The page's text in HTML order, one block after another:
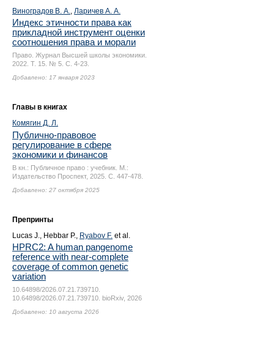
Виноградов В. А.
Ларичев А. А.
Индекс этичности права как
прикладной инструмент оценки
соотношения права и морали
Право. Журнал Высшей школы экономики.
2022. Т. 15. № 5. С. 4-23.
Добавлено: 17 января 2023
Главы в книгах
Комягин Д. Л.
Публично-правовое
регулирование в сфере
экономики и финансов
В кн.: Публичное право : учебник. М.:
Издательство Проспект, 2025. С. 447-478.
Добавлено: 27 октября 2025
Препринты
Lucas J., Hebbar P., Ryabov F. et al.
HPRC2: A human pangenome
reference with near-complete
coverage of common genetic
variation
10.64898/2026.07.21.739710.
10.64898/2026.07.21.739710. bioRxiv, 2026
Добавлено: 10 августа 2026